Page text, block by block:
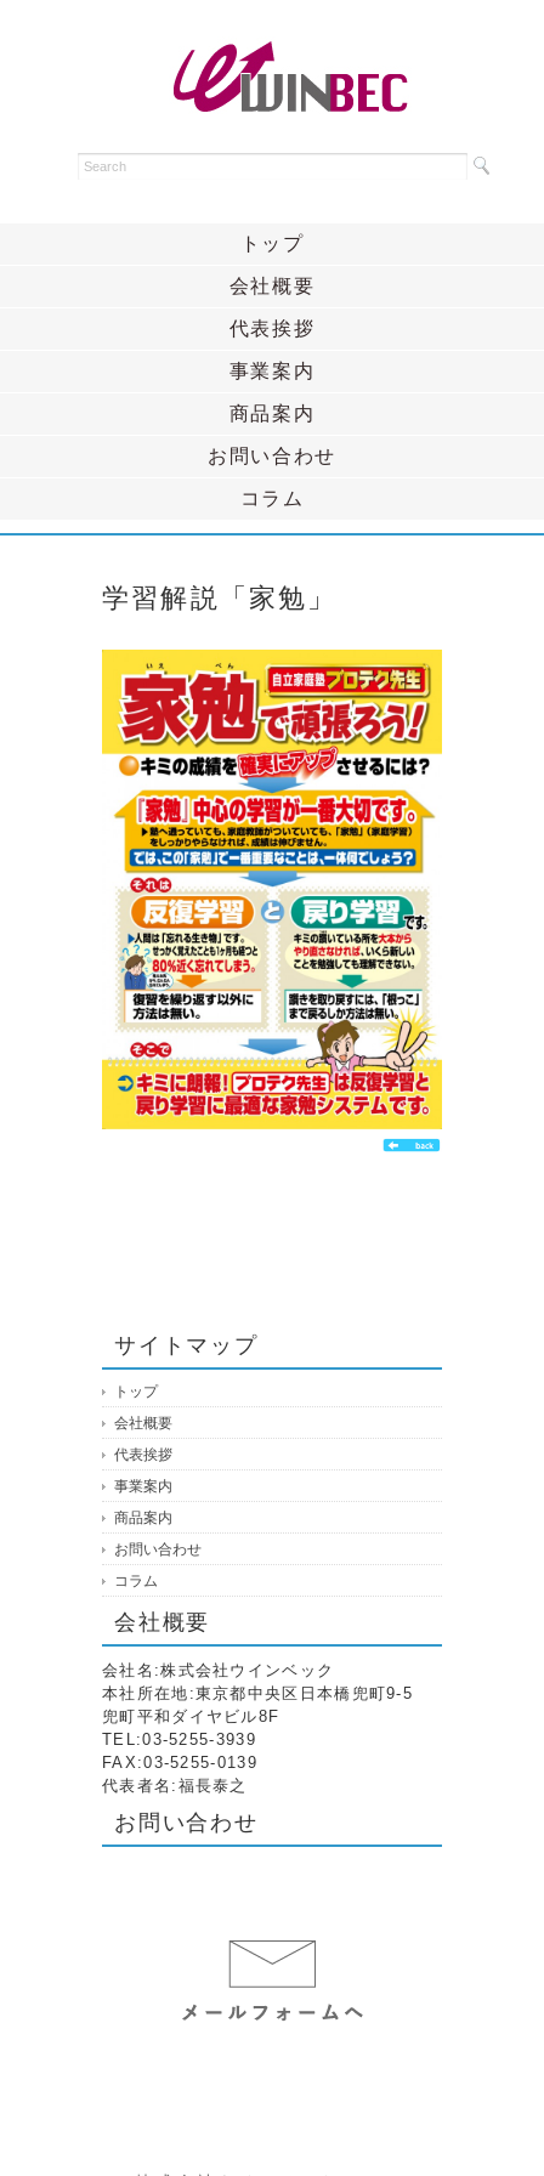
トップ
会社概要
代表挨拶
事業案内
商品案内
お問い合わせ
コラム
学習解説「家勉」
サイトマップ
トップ
会社概要
代表挨拶
事業案内
商品案内
お問い合わせ
コラム
会社概要
会社名:株式会社ウインベック
本社所在地:東京都中央区日本橋兜町9-5
兜町平和ダイヤビル8F
TEL:03-5255-3939
FAX:03-5255-0139
代表者名:福長泰之
お問い合わせ